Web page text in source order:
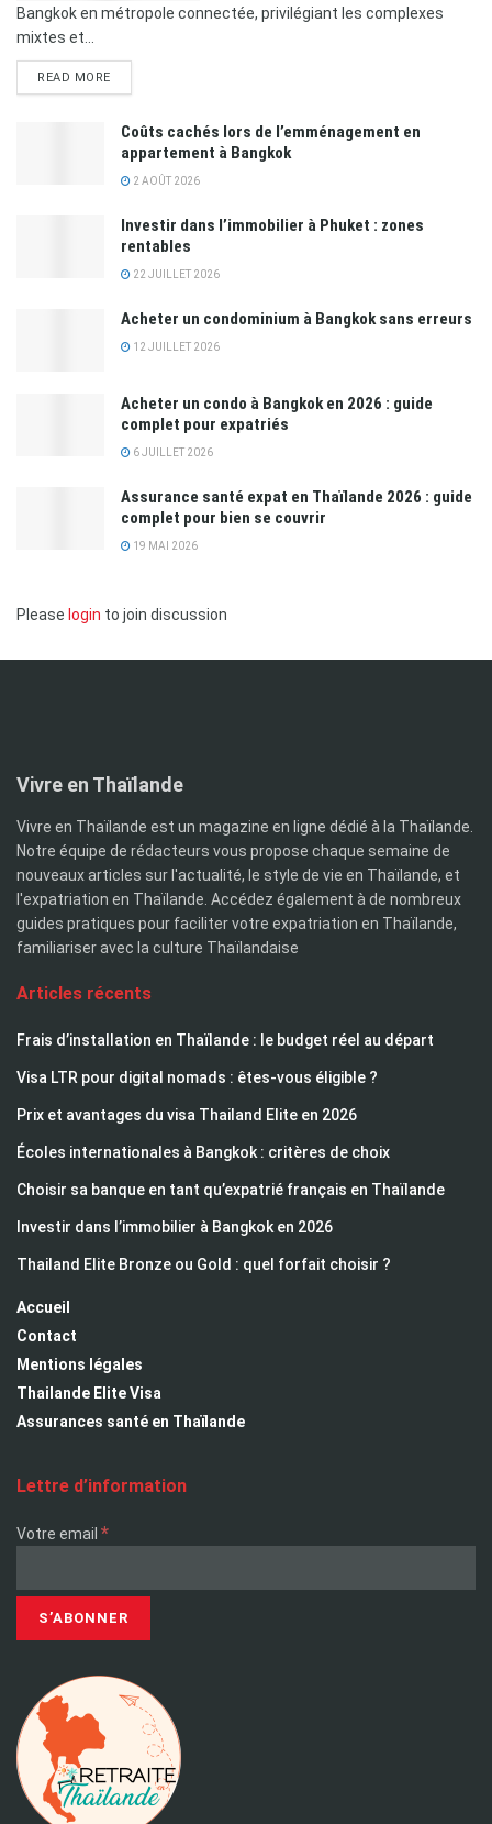
Bangkok en métropole connectée, privilégiant les complexes
mixtes et...
READ MORE
Coûts cachés lors de l’emménagement en
appartement à Bangkok
2 AOÛT 2026
Investir dans l’immobilier à Phuket : zones
rentables
22 JUILLET 2026
Acheter un condominium à Bangkok sans erreurs
12 JUILLET 2026
Acheter un condo à Bangkok en 2026 : guide
complet pour expatriés
6 JUILLET 2026
Assurance santé expat en Thaïlande 2026 : guide
complet pour bien se couvrir
19 MAI 2026
Please login to join discussion
Vivre en Thaïlande
Vivre en Thaïlande est un magazine en ligne dédié à la Thaïlande.
Notre équipe de rédacteurs vous propose chaque semaine de
nouveaux articles sur l'actualité, le style de vie en Thaïlande, et
l'expatriation en Thaïlande. Accédez également à de nombreux
guides pratiques pour faciliter votre expatriation en Thaïlande,
familiariser avec la culture Thaïlandaise
Articles récents
Frais d’installation en Thaïlande : le budget réel au départ
Visa LTR pour digital nomads : êtes-vous éligible ?
Prix et avantages du visa Thailand Elite en 2026
Écoles internationales à Bangkok : critères de choix
Choisir sa banque en tant qu’expatrié français en Thaïlande
Investir dans l’immobilier à Bangkok en 2026
Thailand Elite Bronze ou Gold : quel forfait choisir ?
Accueil
Contact
Mentions légales
Thailande Elite Visa
Assurances santé en Thaïlande
Lettre d’information
Votre email *